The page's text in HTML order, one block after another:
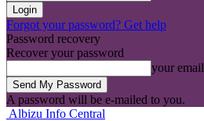
Forgot your password? Get help
Password recovery
Recover your password
your email
A password will be e-mailed to you.
Albizu Info Central